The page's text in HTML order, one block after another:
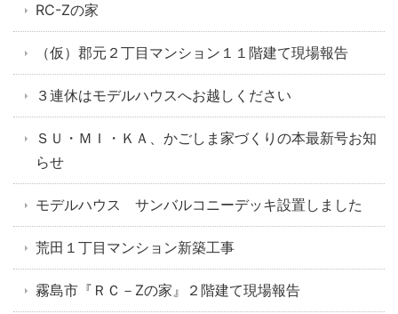
RC-Zの家
（仮）郡元２丁目マンション１１階建て現場報告
３連休はモデルハウスへお越しください
ＳＵ・ＭＩ・ＫＡ、かごしま家づくりの本最新号お知
らせ
モデルハウス サンバルコニーデッキ設置しました
荒田１丁目マンション新築工事
霧島市『ＲＣ－Zの家』２階建て現場報告